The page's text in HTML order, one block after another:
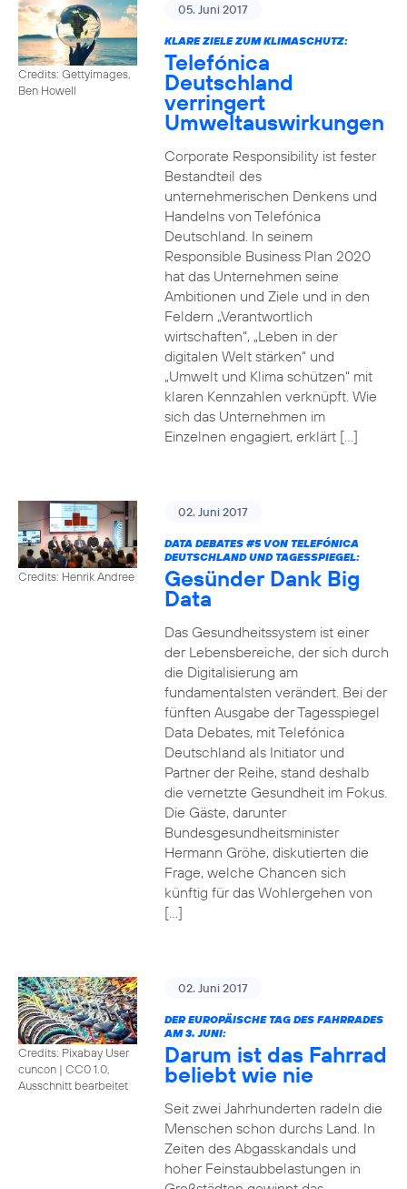
Credits: Gettyimages,
Ben Howell
05. Juni 2017
KLARE ZIELE ZUM KLIMASCHUTZ:
Telefónica
Deutschland
verringert
Umweltauswirkungen
Corporate Responsibility ist fester
Bestandteil des
unternehmerischen Denkens und
Handelns von Telefónica
Deutschland. In seinem
Responsible Business Plan 2020
hat das Unternehmen seine
Ambitionen und Ziele und in den
Feldern „Verantwortlich
wirtschaften“, „Leben in der
digitalen Welt stärken“ und
„Umwelt und Klima schützen“ mit
klaren Kennzahlen verknüpft. Wie
sich das Unternehmen im
Einzelnen engagiert, erklärt […]
Credits: Henrik Andree
02. Juni 2017
DATA DEBATES #5VON TELEFÓNICA
DEUTSCHLAND UND TAGESSPIEGEL:
Gesünder Dank Big
Data
Das Gesundheitssystem ist einer
der Lebensbereiche, der sich durch
die Digitalisierung am
fundamentalsten verändert. Bei der
fünften Ausgabe der Tagesspiegel
Data Debates, mit Telefónica
Deutschland als Initiator und
Partner der Reihe, stand deshalb
die vernetzte Gesundheit im Fokus.
Die Gäste, darunter
Bundesgesundheitsminister
Hermann Gröhe, diskutierten die
Frage, welche Chancen sich
künftig für das Wohlergehen von
[…]
Credits: Pixabay User
cuncon | CC0 1.0,
Ausschnitt bearbeitet
02. Juni 2017
DER EUROPÄISCHE TAG DES FAHRRADES
AM 3. JUNI:
Darum ist das Fahrrad
beliebt wie nie
Seit zwei Jahrhunderten radeln die
Menschen schon durchs Land. In
Zeiten des Abgasskandals und
hoher Feinstaubbelastungen in